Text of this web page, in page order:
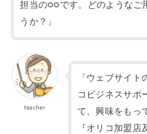
担当の○○です。どのようなご
うか？」
teacher
「ウェブサイト
コビジネスサポ
て、興味をもっ
『オリコ加盟店